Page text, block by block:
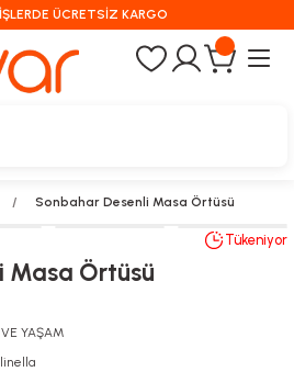
ÜCRETSİZ KARGO
Sonbahar Desenli Masa Örtüsü
Tükeniyor
Masa Örtüsü
YAŞAM